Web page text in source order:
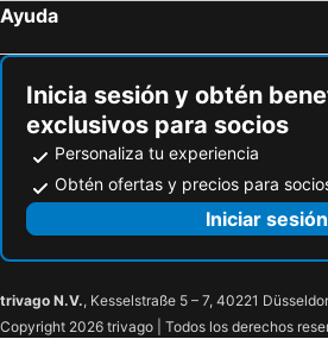
Ayuda
Inicia sesión y obtén
exclusivos para socios
Personaliza tu experiencia
Obtén ofertas y precios para
Iniciar sesión
trivago N.V., Kesselstraße 5 – 7, 40221
Copyright 2026 trivago | Todos los derechos